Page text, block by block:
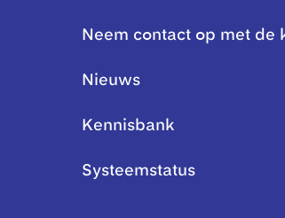
Neem contact op met de
Nieuws
Kennisbank
Systeemstatus